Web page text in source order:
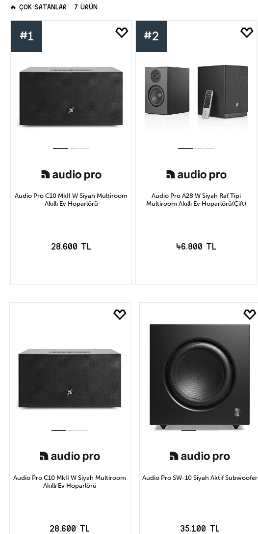
🔥 ÇOK SATANLAR 7 ÜRÜN
#1
Audio Pro C10 MkII W Siyah Multiroom
Akıllı Ev Hoparlörü
28.600 TL
SEPETE EKLE
#2
Audio Pro A28 W Siyah Raf Tipi
Multiroom Akıllı Ev Hoparlörü(Çift)
46.800 TL
SEPETE EKLE
Audio Pro C10 MkII W Siyah Multiroom
Akıllı Ev Hoparlörü
28.600 TL
Audio Pro SW-10 Siyah Aktif Subwoofer
35.100 TL